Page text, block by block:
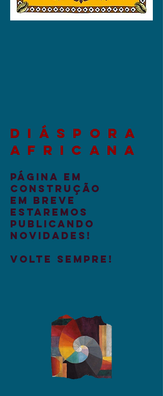
DIÁSPORA
AFRICANA
Página em
construção
Em breve
estaremos
publicando
novidades!
Volte Sempre!